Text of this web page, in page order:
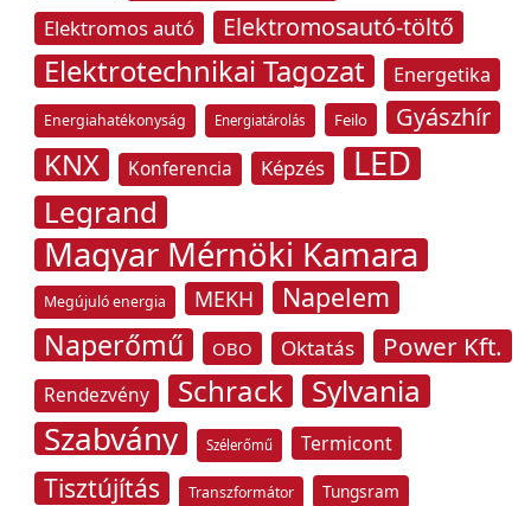
Elektromos autó
Elektromosautó-töltő
Elektrotechnikai Tagozat Energetika
Energiahatékonyság Energiatárolás Feilo Gyászhír
KNX Konferencia Képzés LED
Legrand
Magyar Mérnöki Kamara
Megújuló energia MEKH Napelem
Naperőmű OBO Oktatás Power Kft.
Rendezvény Schrack Sylvania
Szabvány Szélerőmű Termicont
Tisztújítás Transzformátor Tungsram